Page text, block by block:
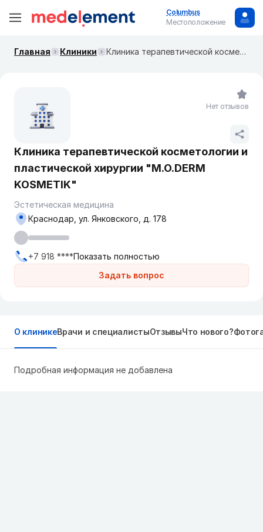
Columbus
Местоположение
Главная Клиники Клиника терапевтической косметологии и пластической хирургии "M.O.DERM KOSMETIK"
Клиника терапевтической косметологии и
пластической хирургии "M.O.DERM
KOSMETIK"
Эстетическая медицина
Задать вопрос
Краснодар, ул. Янковского, д. 178
+7 918 ****Показать полностью
Нет отзывов
О клиникеВрачи и специалистыОтзывыЧто нового?
Подробная информация не добавлена